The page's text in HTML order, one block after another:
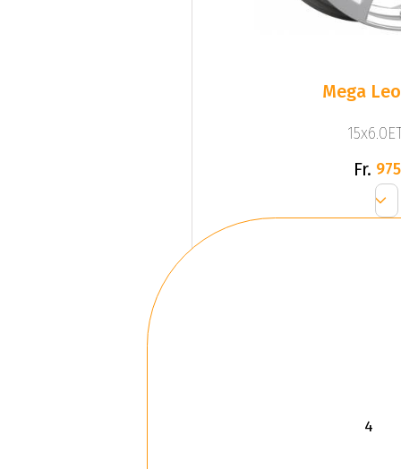
Mega
Fr.